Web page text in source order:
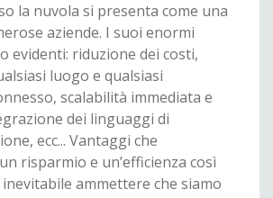
la nuvola si presenta come una
aziende. I suoi enormi
evidenti: riduzione dei costi,
luogo e qualsiasi
scalabilità immediata e
dei linguaggi di
ecc... Vantaggi che
risparmio e un’efficienza così
ammettere che siamo